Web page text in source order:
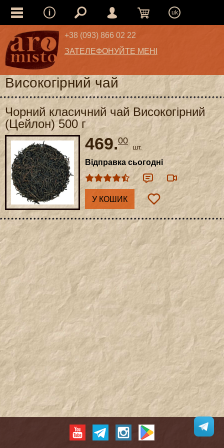
uk
+38 (093) 866 02 22
ЗАТЕЛЕФОНУЙТЕ МЕНІ
Високогірний чай
Чорний класичний чай Високогірний
(Цейлон) 500 г
469.00
шт.
Відправка сьогодні
У КОШИК